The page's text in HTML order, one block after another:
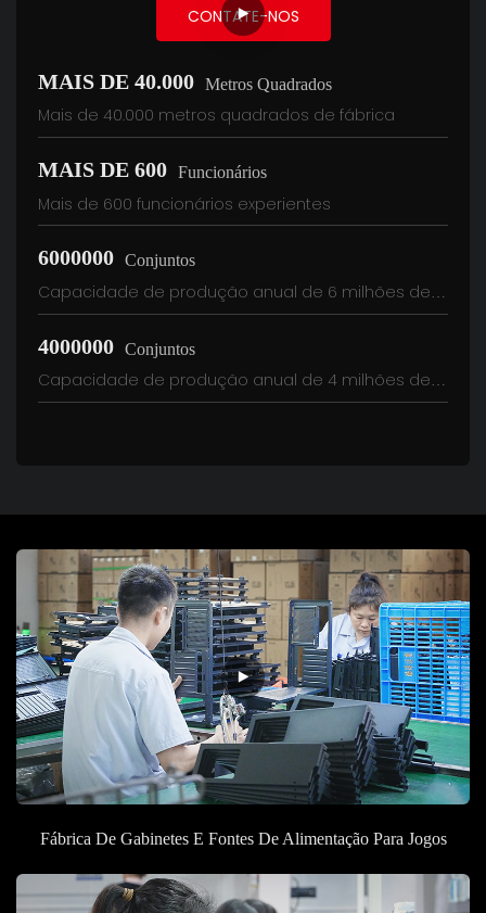
CONTATE-NOS
MAIS DE 40.000 Metros Quadrados
Mais de 40.000 metros quadrados de fábrica
MAIS DE 600 Funcionários
Mais de 600 funcionários experientes
6000000 Conjuntos
Capacidade de produção anual de 6 milhões de
conjuntos de caixas
4000000 Conjuntos
Capacidade de produção anual de 4 milhões de
conjuntos de fontes de alimentação
Fábrica De Gabinetes E Fontes De Alimentação Para Jogos